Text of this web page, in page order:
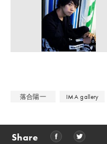
落合陽一 IMA gallery
Share